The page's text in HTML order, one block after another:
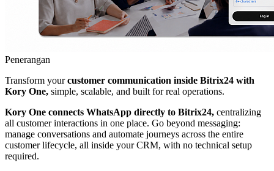
Penerangan
Transform yourcustomer communication inside Bitrix24 with
Kory One, simple, scalable, and built for real operations.
Kory One connects WhatsApp directly to Bitrix24, centralizing
all customer interactions in one place. Go beyond messaging:
manage conversations and automate journeys across the entire
customer lifecycle, all inside your CRM, with no technical setup
required.